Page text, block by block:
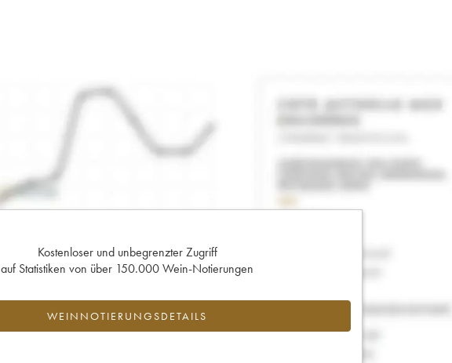
Kostenloser und unbegrenzter Zugriff
auf Statistiken von über 150.000 Wein-Notierungen
WEINNOTIERUNGSDETAILS